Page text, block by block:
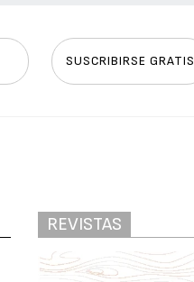
SUSCRIBIRSE GRATIS
REVISTAS